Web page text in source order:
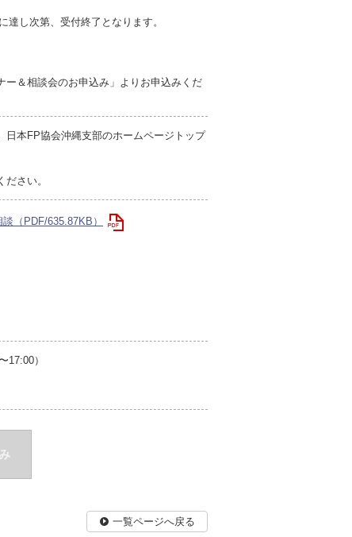
し次第、受付終了となります。
ー＆相談会のお申込み」よりお申込みくだ
本FP協会沖縄支部のホームページトップ
さい。
（PDF/635.87KB）
17:00）
一覧ページへ戻る